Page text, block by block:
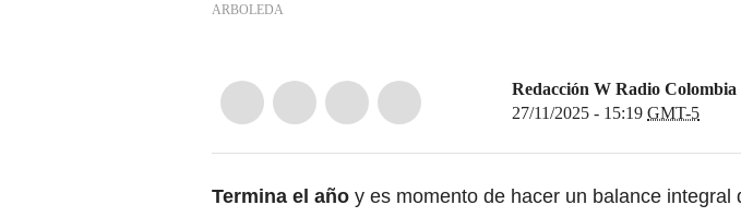
ARBOLEDA
Redacción W Radio Colombia
27/11/2025 - 15:19 GMT-5
Termina el año y es momento de hacer un balance integral